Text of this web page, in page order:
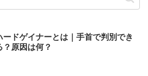
ードゲイナーとは｜手首で判別でき
？原因は何？